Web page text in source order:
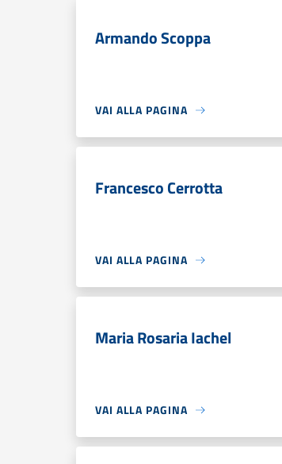
Armando Scoppa
VAI ALLA PAGINA
Francesco Cerrotta
VAI ALLA PAGINA
Maria Rosaria Iachel
VAI ALLA PAGINA